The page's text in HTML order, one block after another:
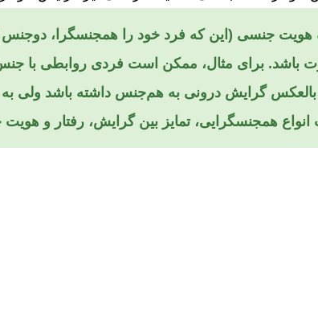
هویت جنسی (این ‌که فرد خود را همجنسگرا، دوجنس
باشد. برای مثال، ممکن است فردی روابطی با جنس
بالعکس گرایش درونی به هم‌جنس داشته باشد ولی
انواع همجنسگرایی، تمایز بین گرایش، رفتار و